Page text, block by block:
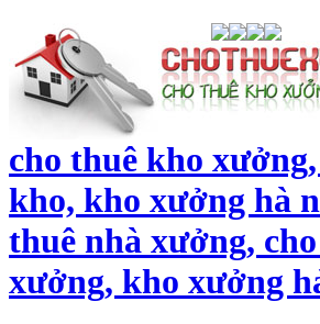
cho thuê kho
kho, kho xưởng hà
thuê nhà xưởng,
xưởng, kho xưởng